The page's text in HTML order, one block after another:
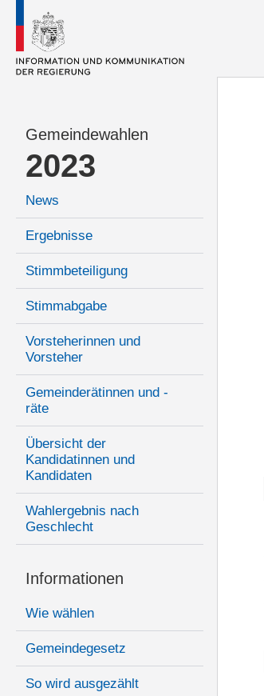
Gemeindewahlen
2023
News
Ergebnisse
Stimmbeteiligung
Stimmabgabe
Vorsteherinnen und
Vorsteher
Gemeinderätinnen und -
räte
Übersicht der
Kandidatinnen und
Kandidaten
Wahlergebnis nach
Geschlecht
Informationen
Wie wählen
Gemeindegesetz
So wird ausgezählt